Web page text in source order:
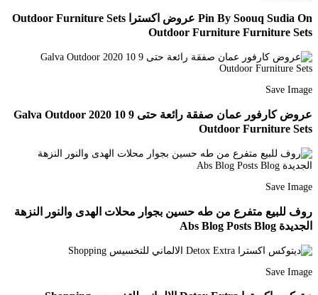
Pin By Soouq Sudia On عروض اكسترا Outdoor Furniture Sets
Outdoor Furniture Furniture Sets
Save Image
عروض كارفور عمان صفقة رائعة حتى 9 10 2020 Galva Outdoor
Outdoor Furniture Sets
Save Image
روف للبيع متفرع من طه حسين بجوار محلات الهدى والنور النزهة
الجديدة Abs Blog Posts Blog
Save Image